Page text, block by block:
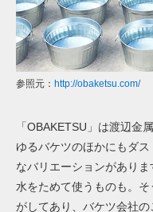
参照元： http://obaketsu.com/
「OBAKETSU」は渡辺金
ゆるバケツのほかにもダ
なバリエーションがあり
水をためて使うものも。
がしてあり、バケツ会社